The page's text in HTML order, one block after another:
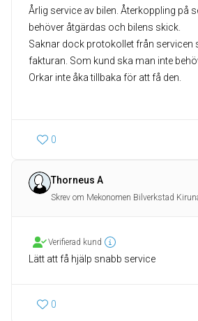
Årlig service av bilen. Återkoppling på
behöver åtgärdas och bilens skick.
Saknar dock protokollet från
fakturan. Som kund ska man inte
Orkar inte åka tillbaka för att få den.
0
Thorneus A
Skrev om Mekonomen Bilverkstad
Verifierad kund
Lätt att få hjälp snabb service
0